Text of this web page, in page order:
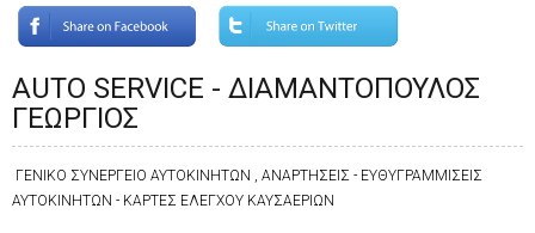
AUTO SERVICE - ΔΙΑΜΑΝΤΟΠΟΥΛΟΣ
ΓΕΩΡΓΙΟΣ
ΓΕΝΙΚΟ ΣΥΝΕΡΓΕΙΟ ΑΥΤΟΚΙΝΗΤΩΝ , ΑΝΑΡΤΗΣΕΙΣ - ΕΥΘΥΓΡΑΜΜΙΣΕΙΣ
ΑΥΤΟΚΙΝΗΤΩΝ - ΚΑΡΤΕΣ ΕΛΕΓΧΟΥ ΚΑΥΣΑΕΡΙΩΝ